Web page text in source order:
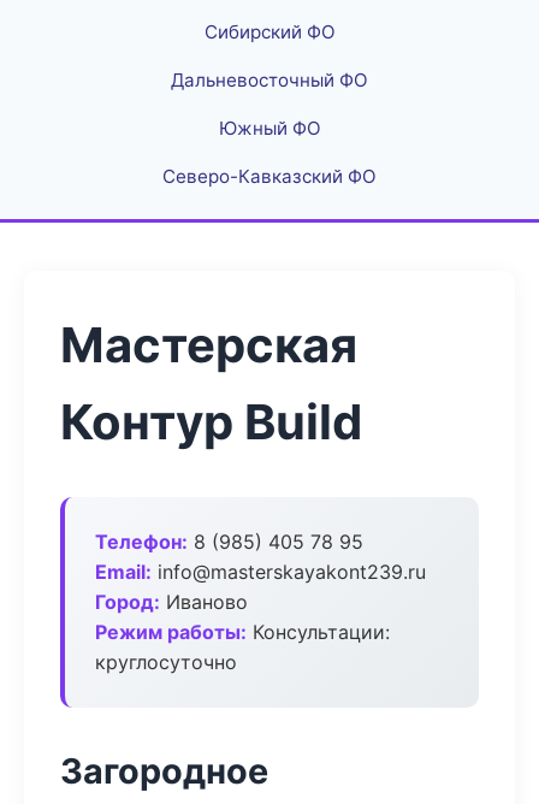
Сибирский ФО
Дальневосточный ФО
Южный ФО
Северо-Кавказский ФО
Мастерская
Контур Build
Телефон: 8 (985) 405 78 95
Email: info@masterskayakont239.ru
Город: Иваново
Режим работы: Консультации:
круглосуточно
Загородное